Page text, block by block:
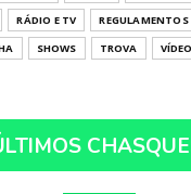
RÁDIO E TV
REGULAMENTOS
SHOWS TROVA